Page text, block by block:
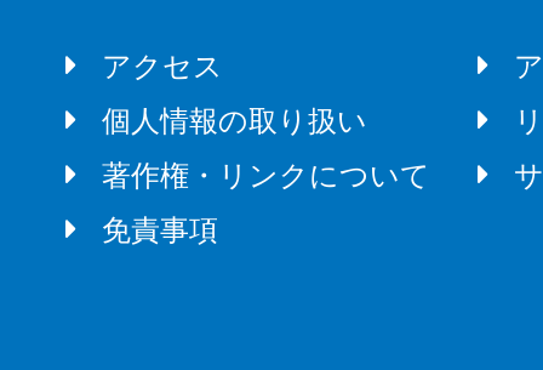
アクセス
個人情報の取り扱い
著作権・リンクについて
免責事項